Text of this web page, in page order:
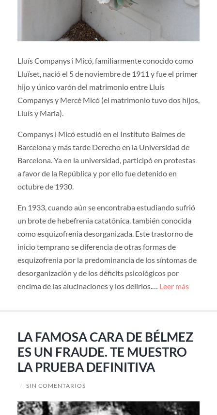
Lluís Companys i Micó, familiarmente conocido como
Lluïset, nació el 5 de noviembre de 1911 y fue el primer
hijo y único varón del matrimonio entre Lluís
Companys y Mercè Micó (el matrimonio tuvo dos hijos,
Lluís y Maria).
Companys i Micó estudió en el Instituto Balmes de
Barcelona y más tarde Derecho en la Universidad de
Barcelona. Ya en la universidad, participó en protestas
a favor de la República y por ello fue detenido en
octubre de 1930.
En 1933, cuando aún se encontraba estudiando sufrió
un brote de hebefrenia catatónica. también conocida
como esquizofrenia desorganizada. Este trastorno de
inicio temprano se diferencia de otras formas de
esquizofrenia por la predominancia de los síntomas de
desorganización y de los déficits psicológicos por
encima de las alucinaciones y los delirios.… Leer más
LA FAMOSA CARA DE BÉLMEZ
ES UN FRAUDE. TE MUESTRO
LA PRUEBA DEFINITIVA
/ SIN COMENTARIOS